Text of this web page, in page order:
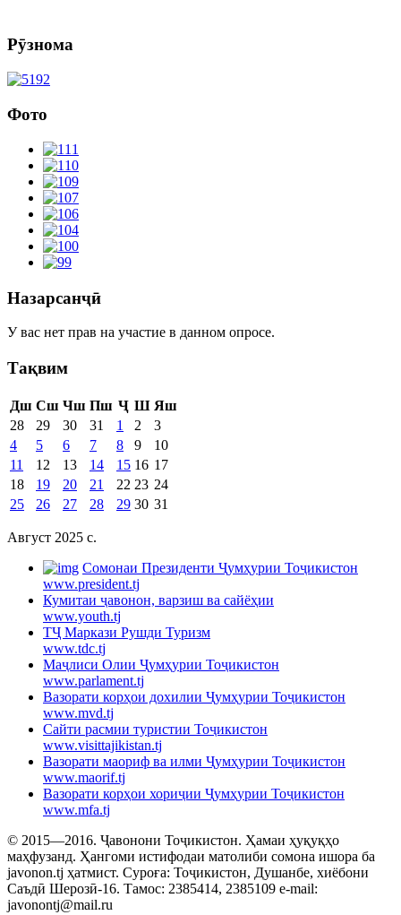
Рӯзнома
Фото
Назарсанҷӣ
У вас нет прав на участие в данном опросе.
Тақвим
Дш Сш Чш Пш Ҷ Ш Яш
28
29 30 31 1 2
3
4
5 6 7 8 9
10
11
12 13 14 15 16 17
18
19 20 21 22 23 24
25
26 27 28 29 30 31
Август 2025 c.
Cомонаи Президенти Ҷумҳурии Тоҷикистон
www.president.tj
Кумитаи ҷавонон, варзиш ва сайёҳии
www.youth.tj
ТҶ Маркази Рушди Туризм
www.tdc.tj
Маҷлиси Олии Ҷумҳурии Тоҷикистон
www.parlament.tj
Вазорати корҳои дохилии Ҷумҳурии Тоҷикистон
www.mvd.tj
Сайти расмии туристии Тоҷикистон
www.visittajikistan.tj
Вазорати маориф ва илми Ҷумҳурии Тоҷикистон
www.maorif.tj
Вазорати корҳои хориҷии Ҷумҳурии Тоҷикистон
www.mfa.tj
© 2015—2016. Ҷавонони Тоҷикистон. Ҳамаи ҳуқуқҳо
маҳфузанд. Ҳангоми истифодаи матолиби сомона ишора ба
javonon.tj ҳатмист. Суроға: Тоҷикистон, Душанбе, хиёбони
Саъдӣ Шерозӣ-16. Тамос: 2385414, 2385109 e-mail:
javonontj@mail.ru